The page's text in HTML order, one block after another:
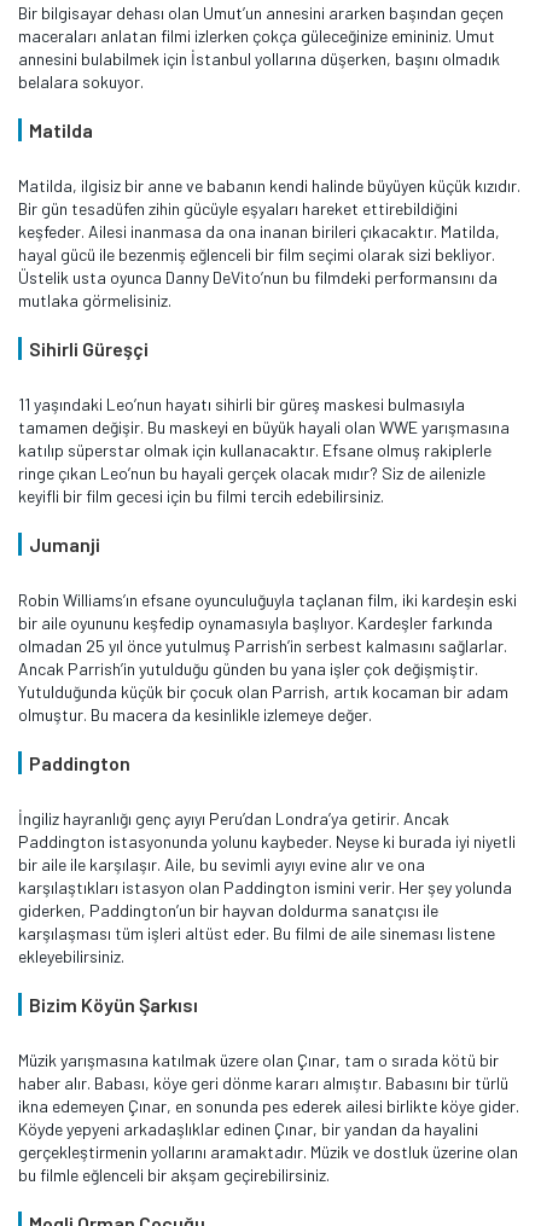
Bir bilgisayar dehası olan Umut’un annesini ararken başından geçen
maceraları anlatan filmi izlerken çokça güleceğinize emininiz. Umut
annesini bulabilmek için İstanbul yollarına düşerken, başını olmadık
belalara sokuyor.
Matilda
Matilda, ilgisiz bir anne ve babanın kendi halinde büyüyen küçük kızıdır.
Bir gün tesadüfen zihin gücüyle eşyaları hareket ettirebildiğini
keşfeder. Ailesi inanmasa da ona inanan birileri çıkacaktır. Matilda,
hayal gücü ile bezenmiş eğlenceli bir film seçimi olarak sizi bekliyor.
Üstelik usta oyunca Danny DeVito’nun bu filmdeki performansını da
mutlaka görmelisiniz.
Sihirli Güreşçi
11 yaşındaki Leo’nun hayatı sihirli bir güreş maskesi bulmasıyla
tamamen değişir. Bu maskeyi en büyük hayali olan WWE yarışmasına
katılıp süperstar olmak için kullanacaktır. Efsane olmuş rakiplerle
ringe çıkan Leo’nun bu hayali gerçek olacak mıdır? Siz de ailenizle
keyifli bir film gecesi için bu filmi tercih edebilirsiniz.
Jumanji
Robin Williams’ın efsane oyunculuğuyla taçlanan film, iki kardeşin eski
bir aile oyununu keşfedip oynamasıyla başlıyor. Kardeşler farkında
olmadan 25 yıl önce yutulmuş Parrish’in serbest kalmasını sağlarlar.
Ancak Parrish’in yutulduğu günden bu yana işler çok değişmiştir.
Yutulduğunda küçük bir çocuk olan Parrish, artık kocaman bir adam
olmuştur. Bu macera da kesinlikle izlemeye değer.
Paddington
İngiliz hayranlığı genç ayıyı Peru’dan Londra’ya getirir. Ancak
Paddington istasyonunda yolunu kaybeder. Neyse ki burada iyi niyetli
bir aile ile karşılaşır. Aile, bu sevimli ayıyı evine alır ve ona
karşılaştıkları istasyon olan Paddington ismini verir. Her şey yolunda
giderken, Paddington’un bir hayvan doldurma sanatçısı ile
karşılaşması tüm işleri altüst eder. Bu filmi de aile sineması listene
ekleyebilirsiniz.
Bizim Köyün Şarkısı
Müzik yarışmasına katılmak üzere olan Çınar, tam o sırada kötü bir
haber alır. Babası, köye geri dönme kararı almıştır. Babasını bir türlü
ikna edemeyen Çınar, en sonunda pes ederek ailesi birlikte köye gider.
Köyde yepyeni arkadaşlıklar edinen Çınar, bir yandan da hayalini
gerçekleştirmenin yollarını aramaktadır. Müzik ve dostluk üzerine olan
bu filmle eğlenceli bir akşam geçirebilirsiniz.